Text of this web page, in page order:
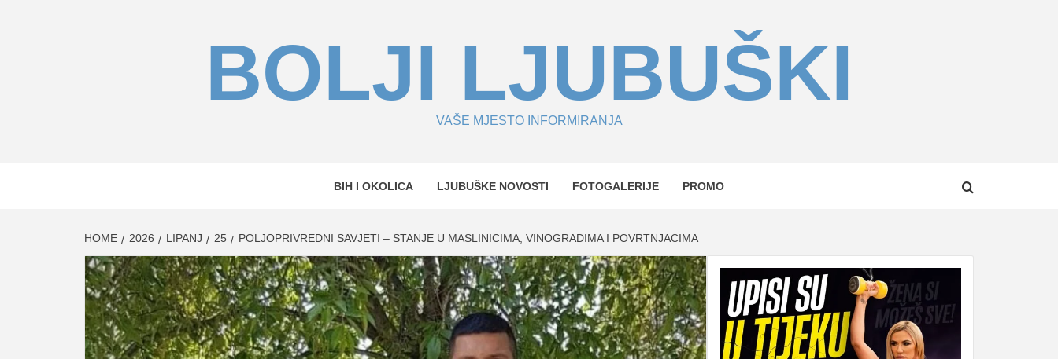
BOLJI LJUBUŠKI
VAŠE MJESTO INFORMIRANJA
BIH I OKOLICA LJUBUŠKE NOVOSTI FOTOGALERIJE PROMO
HOME 2026 LIPANJ 25 POLJOPRIVREDNI SAVJETI – STANJE U MASLINICIMA, VINOGRADIMA I POVRTNJACIMA